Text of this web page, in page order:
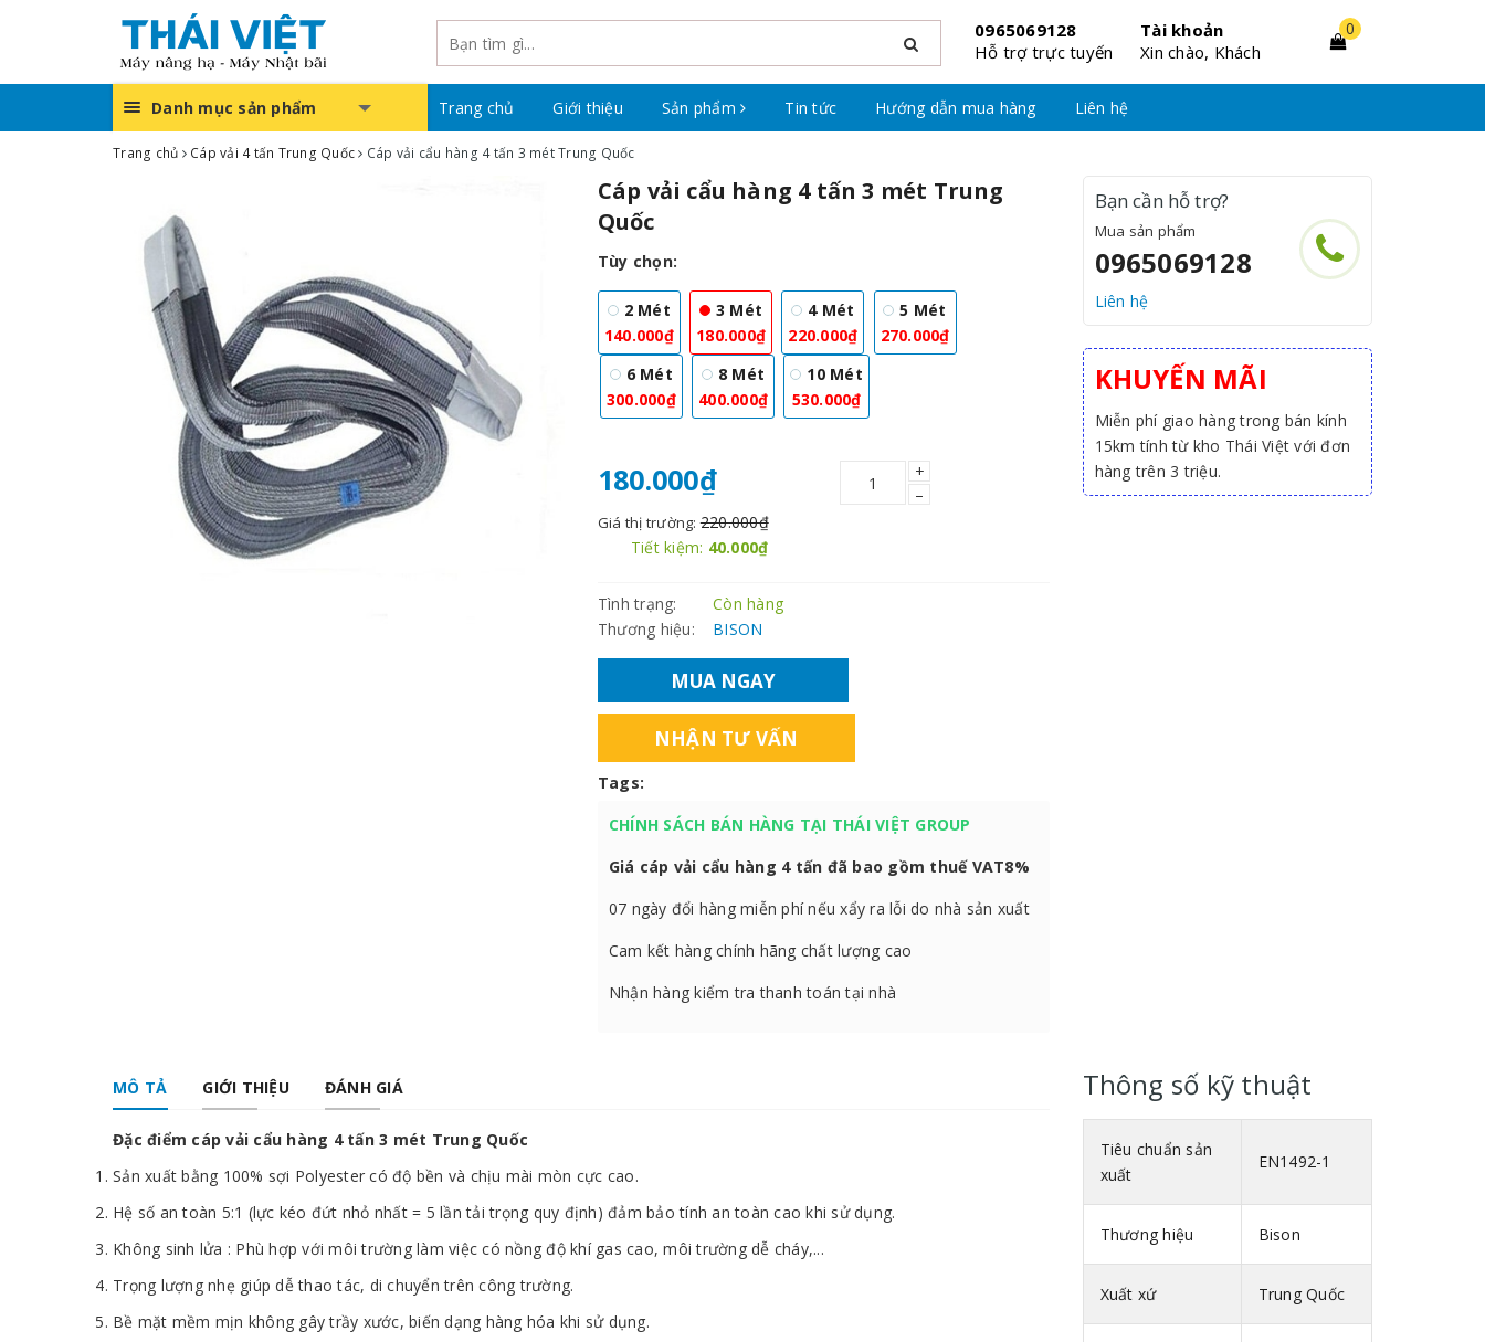
0965069128
Hỗ trợ trực tuyến
Tài khoản
Xin chào, Khách
0
Danh mục sản phẩm Trang chủ Giới thiệu Sản phẩm Tin tức Hướng dẫn mua hàng Liên hệ
Trang chủ Cáp vải 4 tấn Trung Quốc Cáp vải cẩu hàng 4 tấn 3 mét Trung Quốc
Cáp vải cẩu hàng 4 tấn 3 mét Trung
Quốc
Tùy chọn:
2 Mét
140.000₫
3 Mét
180.000₫
4 Mét
220.000₫
5 Mét
270.000₫
6 Mét
300.000₫
8 Mét
400.000₫
10 Mét
530.000₫
180.000₫
Giá thị trường:220.000₫
Tiết kiệm: 40.000₫
+
–
Tình trạng:
Còn hàng
Thương hiệu:
BISON
MUA NGAY
NHẬN TƯ VẤN
Tags:
CHÍNH SÁCH BÁN HÀNG TẠI THÁI VIỆT GROUP
Giá cáp vải cẩu hàng 4 tấn đã bao gồm thuế VAT8%
07 ngày đổi hàng miễn phí nếu xẩy ra lỗi do nhà sản xuất
Cam kết hàng chính hãng chất lượng cao
Nhận hàng kiểm tra thanh toán tại nhà
Bạn cần hỗ trợ?
Mua sản phẩm
0965069128
Liên hệ
KHUYẾN MÃI
Miễn phí giao hàng trong bán kính
15km tính từ kho Thái Việt với đơn
hàng trên 3 triệu.
MÔ TẢ GIỚI THIỆU ĐÁNH GIÁ
Đặc điểm cáp vải cẩu hàng 4 tấn 3 mét Trung Quốc
Sản xuất bằng 100% sợi Polyester có độ bền và chịu mài mòn cực cao.
Hệ số an toàn 5:1 (lực kéo đứt nhỏ nhất = 5 lần tải trọng quy định) đảm bảo tính an toàn cao khi sử dụng.
Không sinh lửa : Phù hợp với môi trường làm việc có nồng độ khí gas cao, môi trường dễ cháy,...
Trọng lượng nhẹ giúp dễ thao tác, di chuyển trên công trường.
Bề mặt mềm mịn không gây trầy xước, biến dạng hàng hóa khi sử dụng.
Thông số kỹ thuật
Tiêu chuẩn sản
xuất
EN1492-1
Thương hiệu Bison
Xuất xứ Trung Quốc